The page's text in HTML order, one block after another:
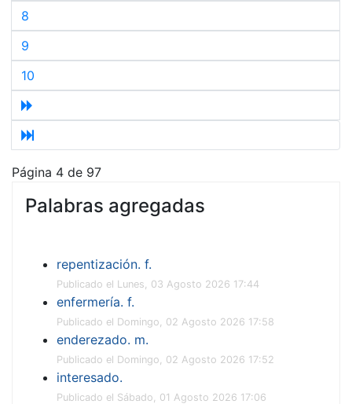
8
9
10
Página 4 de 97
Palabras agregadas
repentización. f.
Publicado el Lunes, 03 Agosto 2026 17:44
enfermería. f.
Publicado el Domingo, 02 Agosto 2026 17:58
enderezado. m.
Publicado el Domingo, 02 Agosto 2026 17:52
interesado.
Publicado el Sábado, 01 Agosto 2026 17:06